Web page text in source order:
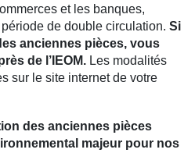
et les banques,
de double circulation. Si
anciennes pièces, vous
de l’IEOM. Les modalités
sur le site internet de votre
des anciennes pièces
majeur pour nos